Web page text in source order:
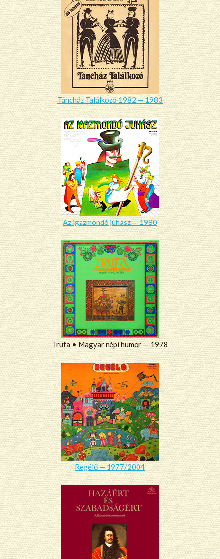
Táncház Találkozó 1982 — 1983
Az igazmondó juhász — 1980
Trufa • Magyar népi humor — 1978
Regélő — 1977/2004